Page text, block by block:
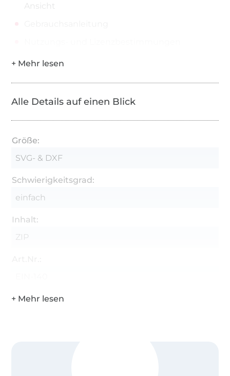
Ansicht
Alle Details auf einen Blick
Größe:
SVG- & DXF
Schwierigkeitsgrad:
einfach
Inhalt:
ZIP